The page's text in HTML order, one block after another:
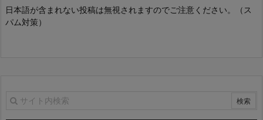
日本語が含まれない投稿は無視されますのでご注意ください。（ス
パム対策）